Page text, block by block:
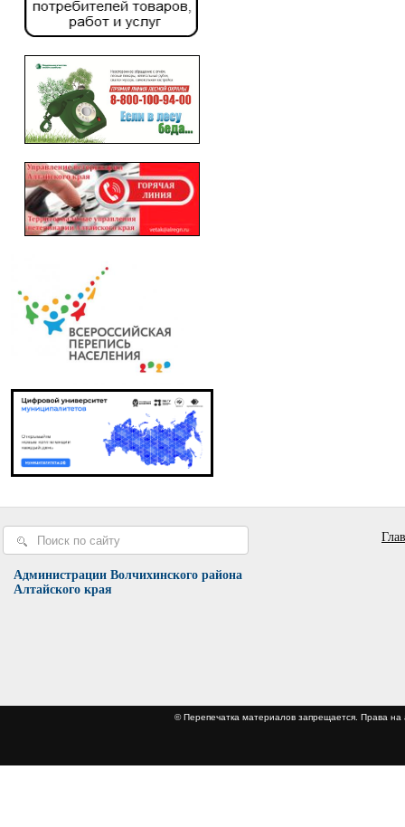
Администрации Волчихинского района
Алтайского края
© Перепечатка материалов запрещается.